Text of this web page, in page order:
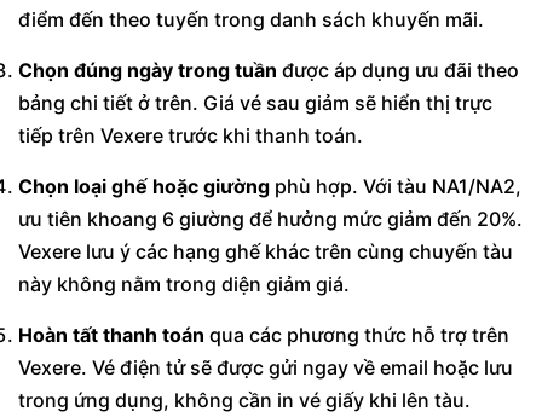
điểm đến theo tuyến trong danh sách khuyến mãi.
Chọn đúng ngày trong tuần được áp dụng ưu đãi theo
bảng chi tiết ở trên. Giá vé sau giảm sẽ hiển thị trực
tiếp trên Vexere trước khi thanh toán.
Chọn loại ghế hoặc giường phù hợp. Với tàu NA1/NA2,
ưu tiên khoang 6 giường để hưởng mức giảm đến 20%.
Vexere lưu ý các hạng ghế khác trên cùng chuyến tàu
này không nằm trong diện giảm giá.
Hoàn tất thanh toán qua các phương thức hỗ trợ trên
Vexere. Vé điện tử sẽ được gửi ngay về email hoặc lưu
trong ứng dụng, không cần in vé giấy khi lên tàu.